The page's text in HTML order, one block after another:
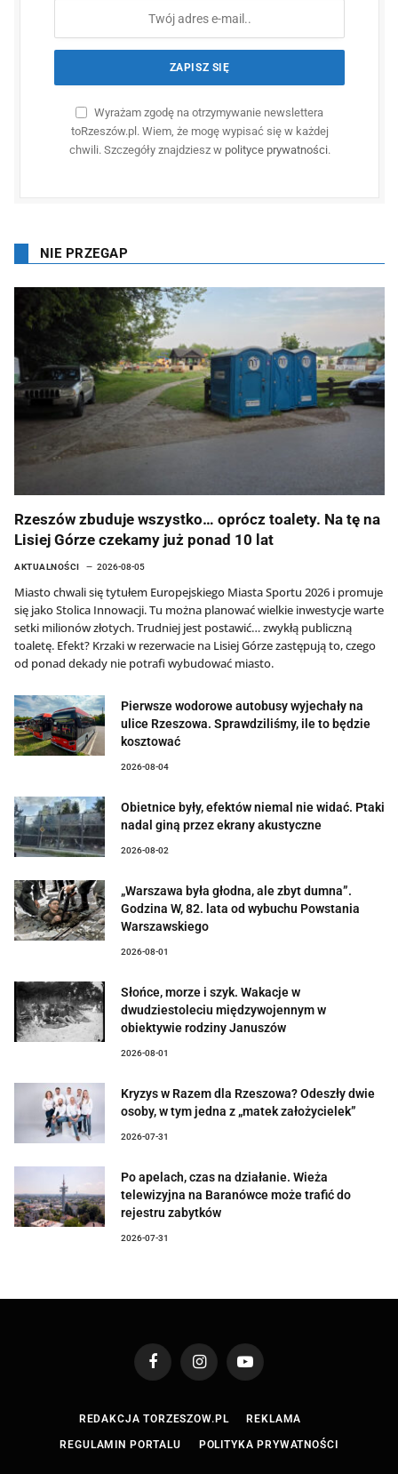
Wyrażam zgodę na otrzymywanie newslettera
toRzeszów.pl. Wiem, że mogę wypisać się w każdej
chwili. Szczegóły znajdziesz w polityce prywatności.
NIE PRZEGAP
Rzeszów zbuduje wszystko… oprócz toalety. Na tę na
Lisiej Górze czekamy już ponad 10 lat
AKTUALNOŚCI 2026-08-05
Miasto chwali się tytułem Europejskiego Miasta Sportu 2026 i promuje
się jako Stolica Innowacji. Tu można planować wielkie inwestycje warte
setki milionów złotych. Trudniej jest postawić… zwykłą publiczną
toaletę. Efekt? Krzaki w rezerwacie na Lisiej Górze zastępują to, czego
od ponad dekady nie potrafi wybudować miasto.
Pierwsze wodorowe autobusy wyjechały na
ulice Rzeszowa. Sprawdziliśmy, ile to będzie
kosztować
2026-08-04
Obietnice były, efektów niemal nie widać. Ptaki
nadal giną przez ekrany akustyczne
2026-08-02
„Warszawa była głodna, ale zbyt dumna”.
Godzina W, 82. lata od wybuchu Powstania
Warszawskiego
2026-08-01
Słońce, morze i szyk. Wakacje w
dwudziestoleciu międzywojennym w
obiektywie rodziny Januszów
2026-08-01
Kryzys w Razem dla Rzeszowa? Odeszły dwie
osoby, w tym jedna z „matek założycielek”
2026-07-31
Po apelach, czas na działanie. Wieża
telewizyjna na Baranówce może trafić do
rejestru zabytków
2026-07-31
FacebookInstagramYouTube
REDAKCJA TORZESZOW.PL REKLAMA
REGULAMIN PORTALU POLITYKA PRYWATNOŚCI